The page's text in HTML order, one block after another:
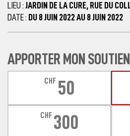
LIEU : JARDIN DE LA CURE, RUE DU
DATE : DU 8 JUIN 2022 AU 8 JUIN 2022
APPORTER MON SOUTIEN
CHF 50
CHF 300